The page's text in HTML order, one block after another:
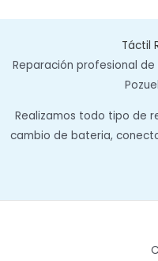
Táctil
Reparación profesional
Realizamos todo tipo de
cambio de bateria,